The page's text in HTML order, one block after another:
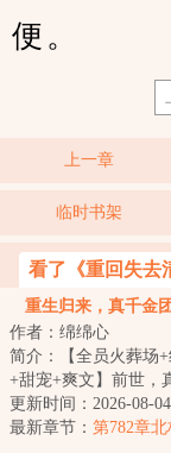
便。
上一章
临时书架
看了《重回失去
重生归来，真千金
作者：绵绵心
简介：【全员火葬场
+甜宠+爽文】前世，
认亲回家后拼命讨好
亲情，临死前全...
更新时间：2026-08-
最新章节： 第782章